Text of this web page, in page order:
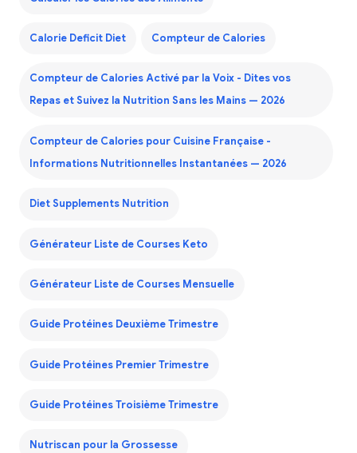
Calorie Deficit Diet Compteur de Calories
Compteur de Calories Activé par la Voix - Dites vos
Repas et Suivez la Nutrition Sans les Mains — 2026
Compteur de Calories pour Cuisine Française -
Informations Nutritionnelles Instantanées — 2026
Diet Supplements Nutrition
Générateur Liste de Courses Keto
Générateur Liste de Courses Mensuelle
Guide Protéines Deuxième Trimestre
Guide Protéines Premier Trimestre
Guide Protéines Troisième Trimestre
Nutriscan pour la Grossesse